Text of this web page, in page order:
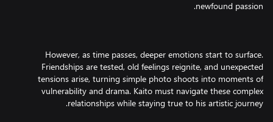
However, as time passes, deeper emotions start to surface.
Friendships are tested, old feelings reignite, and unexpected
tensions arise, turning simple photo shoots into moments of
vulnerability and drama. Kaito must navigate these complex